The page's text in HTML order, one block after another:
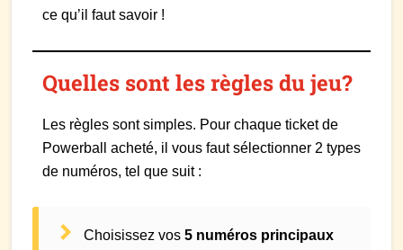
ce qu’il faut savoir !
Quelles sont les règles du jeu?
Les règles sont simples. Pour chaque ticket de
Powerball acheté, il vous faut sélectionner 2 types
de numéros, tel que suit :
Choisissez vos 5 numéros principaux